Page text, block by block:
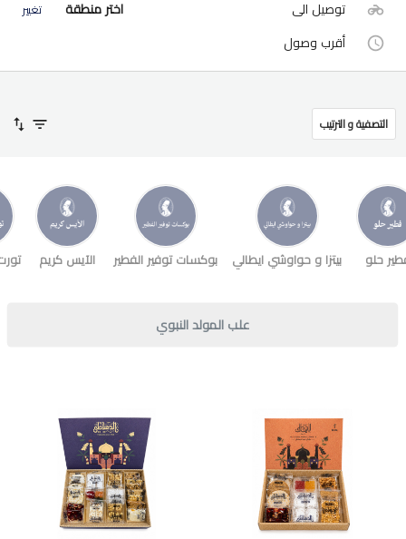
توصيل الى اختر منطقة تغيير
أقرب وصول
التصفية و الترتيب
حلو بيتزا و حواوشي ايطالي بوكسات توفير الفطير الآيس كريم
علب المولد النبوي